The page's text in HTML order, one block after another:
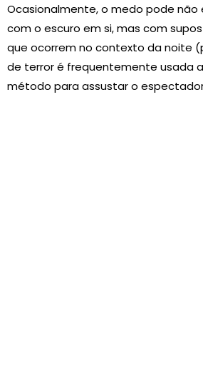
Ocasionalmente, o medo pode não
com o escuro em si, mas com
que ocorrem no contexto da noite
de terror é frequentemente usada
método para assustar o